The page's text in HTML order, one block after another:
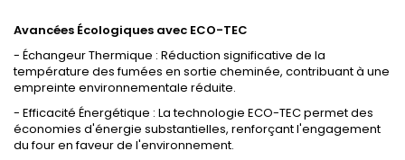
Avancées Écologiques avec ECO-TEC
- Échangeur Thermique : Réduction significative de la
température des fumées en sortie cheminée, contribuant à une
empreinte environnementale réduite.
- Efficacité Énergétique : La technologie ECO-TEC permet des
économies d'énergie substantielles, renforçant l'engagement
du four en faveur de l'environnement.